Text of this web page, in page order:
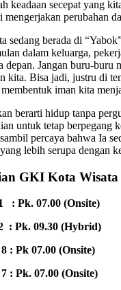
keadaan secepat yang
mengerjakan perubahan
sedang berada di
dalam keluarga,
depan. Jangan buru-buru
kita. Bisa jadi, justru di
iman kita
berarti hidup tanpa
untuk tetap berpegang
percaya bahwa Ia
lebih serupa dengan
GKI Kota Wisata
: Pk. 07.00 (Onsite)
: Pk. 09.30 (Hybrid)
: Pk 07.00 (Onsite)
: Pk. 07.00 (Onsite)